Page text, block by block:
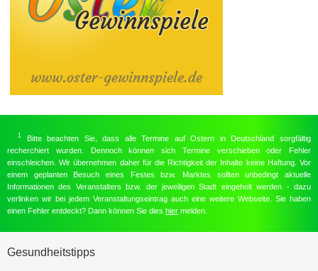
1 Bitte beachten Sie, dass alle Termine auf Ostern in Deutschland sorgfältig
recherchiert wurden. Dennoch können sich Termine verschieben oder Fehler
einschleichen. Wir übernehmen daher für die Richtigkeit der Inhalte keine Haftung. Vor
einem geplanten Besuch eines Festes bzw. Marktes sollten unbedingt aktuelle
Informationen des Veranstalters bzw. der jeweiligen Stadt eingeholt werden - dazu
verlinken wir bei jedem Veranstaltungseintrag auch eine weitere Webseite. Sie haben
einen Fehler entdeckt? Dann können Sie dies hier melden.
Gesundheitstipps